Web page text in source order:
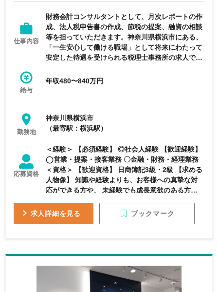
仕事内容
財務会計コンサルタントとして、月次レポートの作
成、法人税申告書の作成、節税の提案、融資の相談
等を担っていただきます。神奈川県横浜市にある、
「一生安心して働ける職場」として将来にわたって
安定した待遇を受けられる税理士事務所の求人で
給与
年収480〜840万円
勤務地
神奈川県横浜市
（最寄駅：横浜駅）
応募資格
＜経験＞ 【必須経験】 ◎社会人経験 【歓迎経験】
◯営業・提案・接客業務 〇金融・財務・経理業務
＜資格＞ 【歓迎資格】 日商簿記3級・2級 【求める
人物像】 知識や経験よりも、お客様への真摯な対
応ができる方や、 未経験でも成長意欲のある方を
求人詳細を見る
ブックマーク